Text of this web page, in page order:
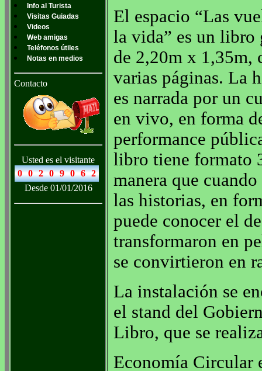
Info al Turista
Visitas Guiadas
Videos
Web amigas
Teléfonos útiles
Notas en medios
Contacto
Usted es el visitante
Desde 01/01/2016
El espacio “Las
la vida” es un libro
de 2,20m x 1,35m,
varias páginas. La
es narrada por un
en vivo, en forma
performance
libro tiene formato
manera que
las historias, en
puede conocer el
transformaron en
se convirtieron en
La instalación se
el stand del
Libro, que se
Economía Circular